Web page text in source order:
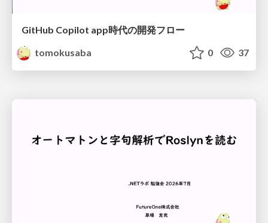
GitHub Copilot app時代の開発フロー
tomokusaba
0 37